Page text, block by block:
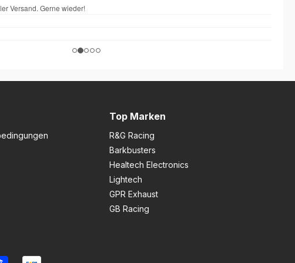
Top Marken
R&G Racing
Barkbusters
Healtech Electronics
Lightech
GPR Exhaust
GB Racing